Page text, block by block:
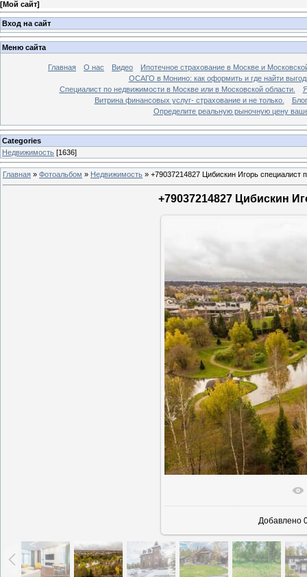
[Мой сайт]
Вход на сайт
Меню сайта
Главная О нас Видео
Ипотечное страхование в Москве и
ОСАГО в Монино: как оформить и где найти
Специалист по недвижимости в Москве или в Московской области.
Витрина финансовых услуг- страхование и не только.
Блог
Определите реальную рыночную цену
Categories
Недвижимость [1636]
Главная » Фотоальбом » Недвижимость » +79037214827 Цибискин Игорь специалист
+79037214827 Цибискин
В
Добавлено